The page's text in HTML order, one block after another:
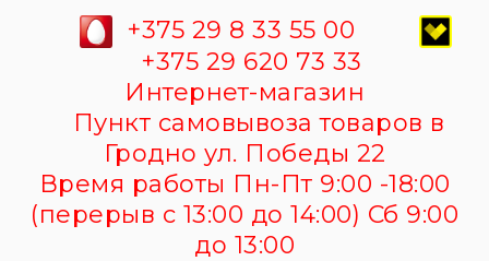
+375 29 8 33 55 00
+375 29 620 73 33
Интернет-магазин
Пункт самовывоза товаров в
Гродно ул. Победы 22
Время работы Пн-Пт 9:00 -18:00
(перерыв с 13:00 до 14:00) Сб 9:00
до 13:00